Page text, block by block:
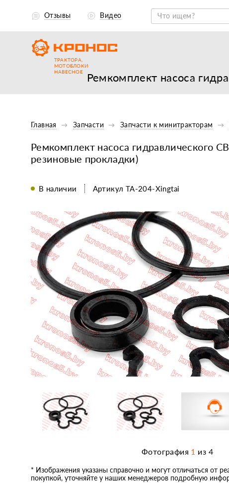
Ремкомплект насоса
Отзывы Видео
ТРАКТОРА,
МОТОБЛОКИ
НАВЕСНОЕ
Главная Запчасти Запчасти к минитракторам
Ремкомплект насоса гидравлического
резиновые прокладки)
В наличии Артикул TA-204-Xingtai
Фотография 1 из 4
* Изображения указаны справочно и могут отличаться от
покупкой, уточняйте у наших менеджеров подробную